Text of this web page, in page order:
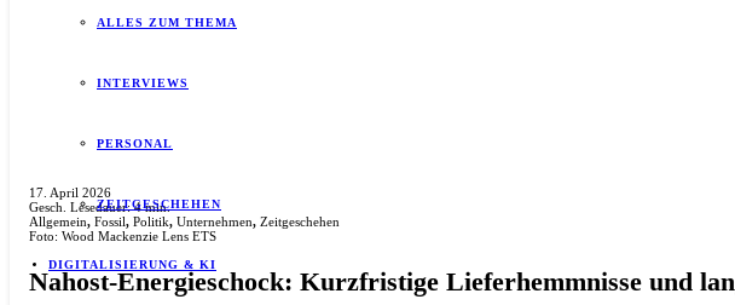
ALLES ZUM THEMA
INTERVIEWS
PERSONAL
ZEITGESCHEHEN
DIGITALISIERUNG & KI
17. April 2026
Gesch. Lesedauer: 4 min.
Allgemein, Fossil, Politik, Unternehmen, Zeitgeschehen
Foto: Wood Mackenzie Lens ETS
Nahost-Energieschock: Kurzfristige Lieferhemmnisse und